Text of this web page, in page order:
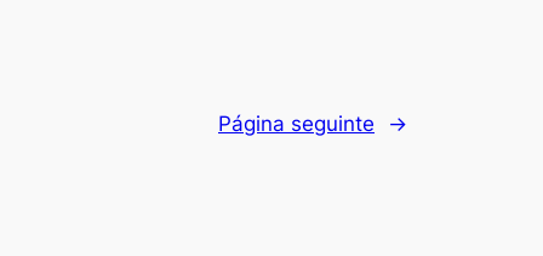
Página seguinte →